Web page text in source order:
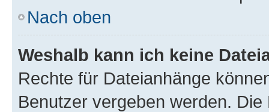
Nach oben
Weshalb kann ich keine
Rechte für Dateianhänge
Benutzer vergeben werden.